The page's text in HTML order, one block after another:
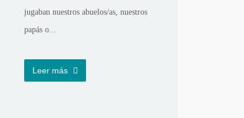
jugaban nuestros abuelos/as, nuestros
papás o...
Leer más